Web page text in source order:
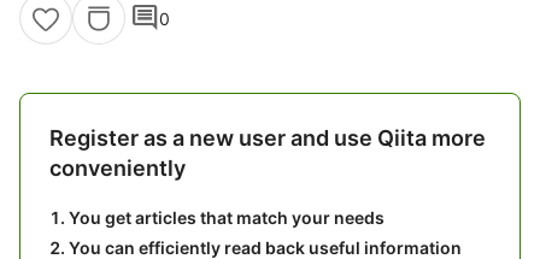
comment0
Register as a new user and use Qiita more
conveniently
You get articles that match your needs
You can efficiently read back useful information